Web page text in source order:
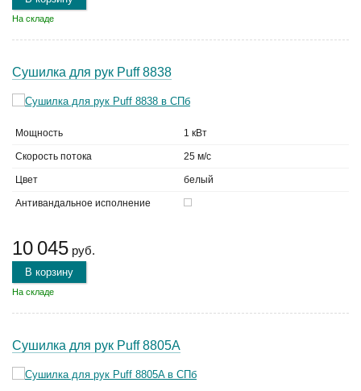
На складе
Сушилка для рук Puff 8838
Мощность 1 кВт
Скорость потока 25 м/с
Цвет белый
Антивандальное исполнение
10 045 руб.
В корзину
На складе
Сушилка для рук Puff 8805A